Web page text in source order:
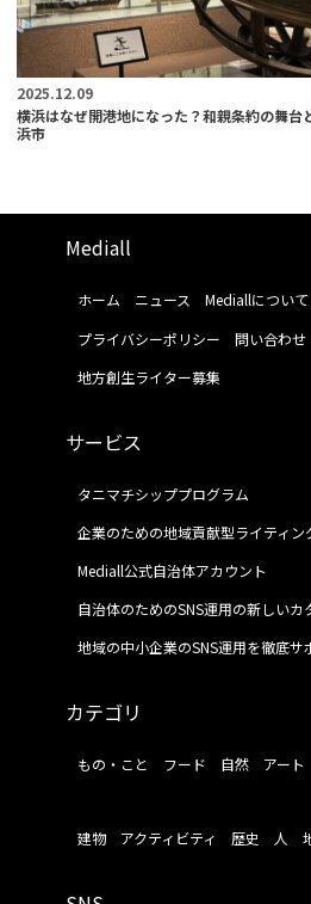
2025.12.09
横浜はなぜ開港地になった？和親条約の舞台
浜市
Mediall
ホーム ニュース Mediallについて
プライバシーポリシー
問い合わせ
地方創生ライター募集
サービス
タニマチシッププログラム
企業のための地域貢献型ライティン
Mediall公式自治体アカウント
自治体のためのSNS運用の新しいカ
地域の中小企業のSNS運用を徹底サ
カテゴリ
もの・こと フード 自然 アート
建物 アクティビティ 歴史 人